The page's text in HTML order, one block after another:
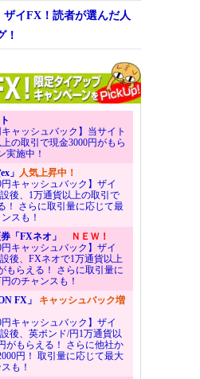
ザイFX！読者が選んだ人
！
キャッシュバック】当サイト
の取引で現金3000円がもら
実施中！
」 人気上昇中！
円キャッシュバック】ザイ
後、1万通貨以上の取引で
！ さらに取引量に応じて最
スも！
「FXネオ」
ＮＥＷ！
円キャッシュバック】ザイ
後、FXネオで1万通貨以上
もらえる！ さらに取引量に
のチャンスも！
FX」 キャッシュバック増
円キャッシュバック】ザイ
後、英ポンド/円1万通貨以
がもらえる！ さらに他社か
円！ 取引量に応じて最大
も！